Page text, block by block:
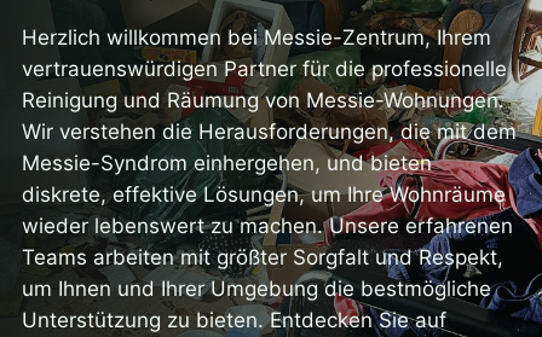
Herzlich willkommen bei Messie-Zentrum, Ihrem
vertrauenswürdigen Partner für die professionelle
Reinigung und Räumung von Messie-Wohnungen.
Wir verstehen die Herausforderungen, die mit dem
Messie-Syndrom einhergehen, und bieten
diskrete, effektive Lösungen, um Ihre Wohnräume
wieder lebenswert zu machen. Unsere erfahrenen
Teams arbeiten mit größter Sorgfalt und Respekt,
um Ihnen und Ihrer Umgebung die bestmögliche
Unterstützung zu bieten. Entdecken Sie auf